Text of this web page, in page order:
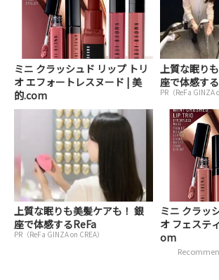
ミニ クラッシュド リップ トリ
オ エフォートレスヌード | 美
的.com
上質な眠り
座で体感す
PR（ReFa GINZA
上質な眠りも美髪ケアも！ 銀
座で体感するReFa
PR（ReFa GINZA on CREA）
ミニ クラッ
オ フェステ
om